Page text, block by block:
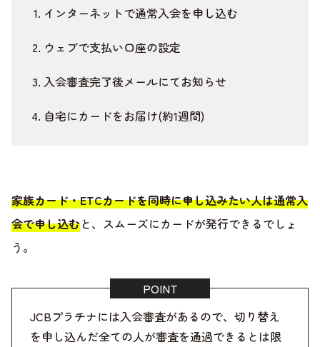
インターネットで通常入会を申し込む
ウェブで支払い口座の設定
入会審査完了後メールにてお知らせ
自宅にカードをお届け(約1週間)
家族カード・ETCカードを同時に申し込みたい人は通常入
会で申し込むと、スムーズにカードが発行できるでしょ
う。
JCBプラチナには入会審査があるので、切り替え
を申し込んだ全ての人が審査を通過できるとは限